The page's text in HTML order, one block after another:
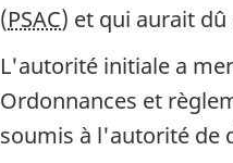
(PSAC) et qui aurait
L'autorité initiale a
Ordonnances et
soumis à l'autorité de